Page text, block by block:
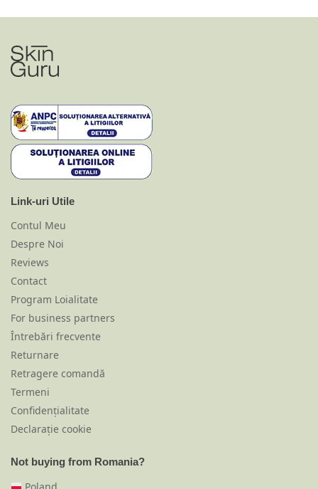
Link-uri Utile
Contul Meu
Despre Noi
Reviews
Contact
Program Loialitate
For business partners
Întrebări frecvente
Returnare
Retragere comandă
Termeni
Confidențialitate
Declarație cookie
Not buying from Romania?